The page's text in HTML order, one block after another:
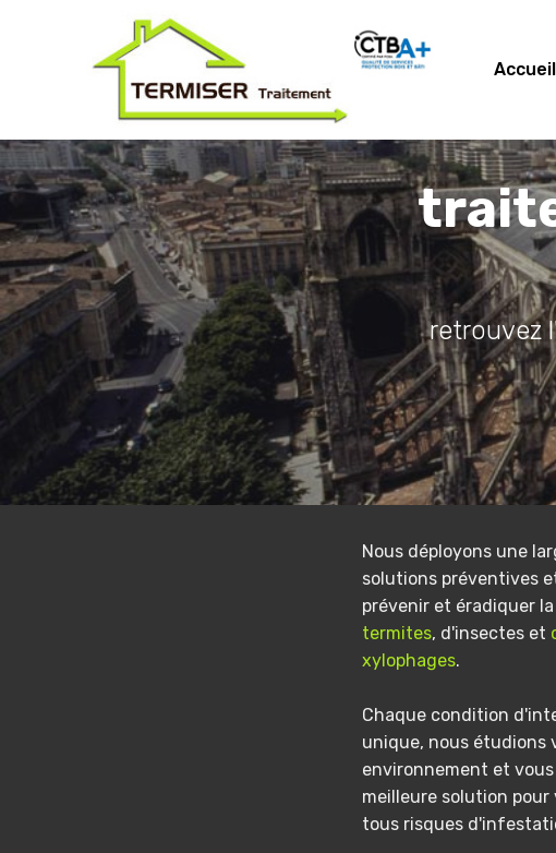
Accueil
retrouvez
Nous déployons une
solutions préventives
prévenir et éradiquer la
termites, d'insectes et
xylophages.
Chaque condition
unique, nous étudions
environnement et vous
meilleure solution pour
tous risques